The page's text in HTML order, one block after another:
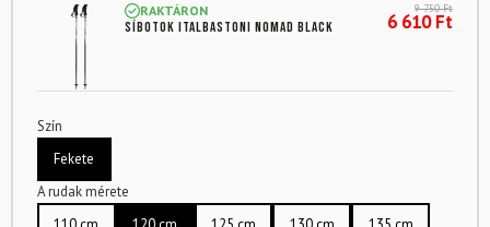
RAKTÁRON
Síbotok ITALBASTONI Nomad Black
9 750Ft
6 610Ft
Szín
Fekete
A rudak mérete